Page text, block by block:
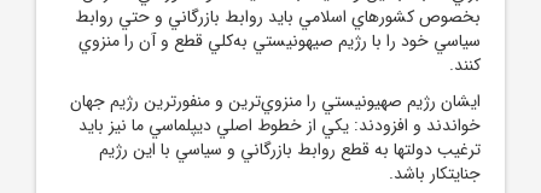
بخصوص کشورهاي اسلامي بايد روابط بازرگاني و حتي روابط
سياسي خود را با رژيم صيهونيستي به‌کلي قطع و آن را منزوي
کنند.
ايشان رژيم صهيونيستي را منزوي‌ترين و منفورترين رژيم جهان
خواندند و افزودند: يکي از خطوط اصلي ديپلماسي ما نيز بايد
ترغيب دولتها به قطع روابط بازرگاني و سياسي با اين رژيم
جنايتکار باشد.